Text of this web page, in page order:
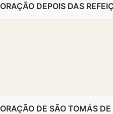
ORAÇÃO DEPOIS DAS
ORAÇÃO DE SÃO TOMÁS